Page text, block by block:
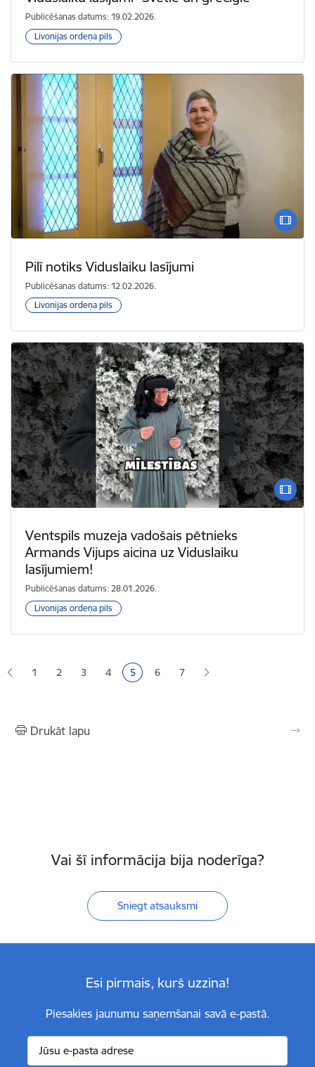
Publicēšanas datums: 19.02.2026.
Livonijas ordeņa pils
Pilī notiks Viduslaiku lasījumi
Publicēšanas datums: 12.02.2026.
Livonijas ordeņa pils
Ventspils muzeja vadošais pētnieks
Armands Vijups aicina uz Viduslaiku
lasījumiem!
Publicēšanas datums: 28.01.2026.
Livonijas ordeņa pils
1 Lapa
2 Lapa
3 Lapa
4 Pašreizējā lapa
5 Lapa
6 Lapa
7
Drukāt lapu
Vai šī informācija bija noderīga?
Sniegt atsauksmi
Esi pirmais, kurš uzzina!
Piesakies jaunumu saņemšanai savā e-pastā.